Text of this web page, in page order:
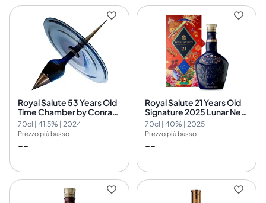
Royal Salute 53 Years Old
Time Chamber by Conrad
Shawcross
70cl | 41.5% | 2024
Prezzo più basso
--
Royal Salute 21 Years Old
Signature 2025 Lunar New
Year Special Edition
70cl | 40% | 2025
Prezzo più basso
--